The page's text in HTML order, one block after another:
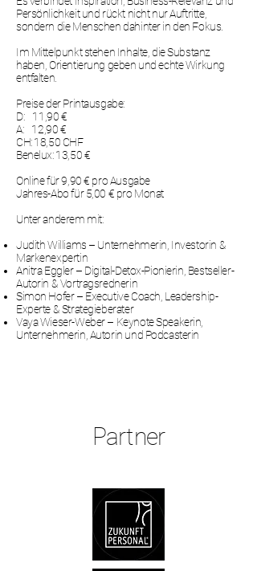
Persönlichkeit und rückt nicht nur Auftritte,
sondern die Menschen dahinter in den Fokus.
Im Mittelpunkt stehen Inhalte, die Substanz
haben, Orientierung geben und echte Wirkung
entfalten.
Preise der Printausgabe:
D: 11,90 €
A: 12,90 €
CH: 18,50 CHF
Benelux: 13,50 €
Online für 9,90 € pro Ausgabe
Jahres-Abo für 5,00 € pro Monat​
Unter anderem mit:
Judith Williams – Unternehmerin, Investorin &
Markenexpertin
Anitra Eggler – Digital-Detox-Pionierin, Bestseller-
Autorin & Vortragsrednerin
Simon Hofer – Executive Coach, Leadership-
Experte & Strategieberater
Vaya Wieser-Weber – Keynote Speakerin,
Unternehmerin, Autorin und Podcasterin
Partner